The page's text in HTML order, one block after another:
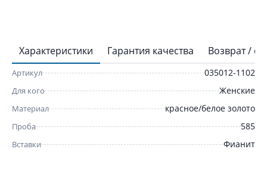
Характеристики Гарантия качества Возврат /
Артикул 035012-1102
Для кого Женские
Материал красное/белое золото
Проба 585
Вставки Фианит